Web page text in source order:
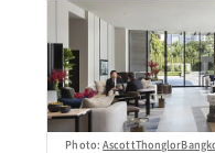
Photo: